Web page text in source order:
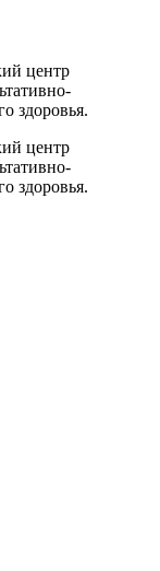
центр
здоровья.
центр
здоровья.